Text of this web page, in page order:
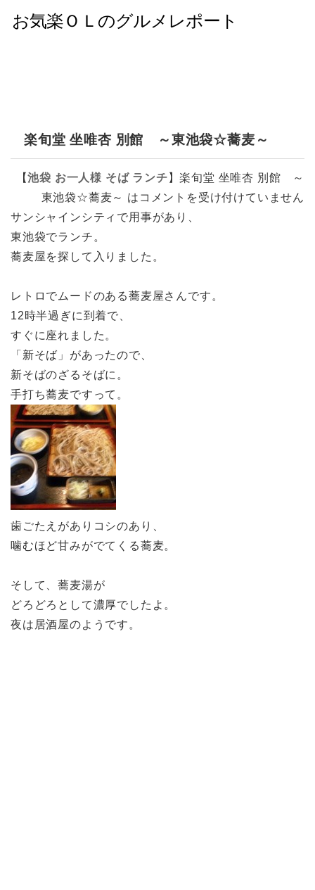
楽旬堂 坐唯杏 別館 ～東池袋☆蕎麦～
【池袋 お一人様 そば ランチ 】楽旬堂 坐唯杏 別館 ～
東池袋☆蕎麦～ は コメントを受け付けていません
サンシャインシティで用事があり、
東池袋でランチ。
蕎麦屋を探して入りました。
レトロでムードのある蕎麦屋さんです。
12時半過ぎに到着で、
すぐに座れました。
「新そば」があったので、
新そばのざるそばに。
手打ち蕎麦ですって。
歯ごたえがありコシのあり、
噛むほど甘みがでてくる蕎麦。
そして、蕎麦湯が
どろどろとして濃厚でしたよ。
夜は居酒屋のようです。